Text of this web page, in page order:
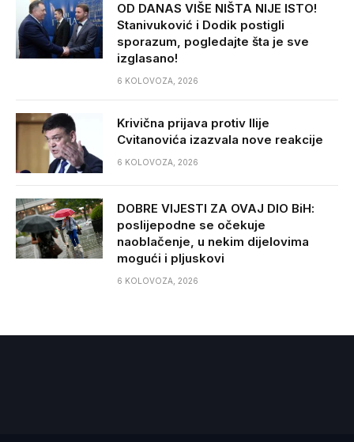
OD DANAS VIŠE NIŠTA NIJE ISTO!
Stanivuković i Dodik postigli
sporazum, pogledajte šta je sve
izglasano!
6 KOLOVOZA, 2026
Krivična prijava protiv Ilije
Cvitanovića izazvala nove reakcije
6 KOLOVOZA, 2026
DOBRE VIJESTI ZA OVAJ DIO BiH:
poslijepodne se očekuje
naoblačenje, u nekim dijelovima
mogući i pljuskovi
6 KOLOVOZA, 2026